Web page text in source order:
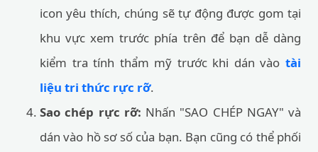
icon yêu thích, chúng sẽ tự động được gom tại
khu vực xem trước phía trên để bạn dễ dàng
kiểm tra tính thẩm mỹ trước khi dán vào tài
liệu tri thức rực rỡ.
Sao chép rực rỡ: Nhấn "SAO CHÉP NGAY" và
dán vào hồ sơ số của bạn. Bạn cũng có thể phối